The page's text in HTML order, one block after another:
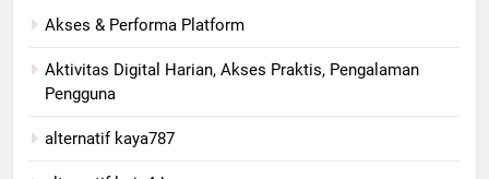
Akses & Performa Platform
Aktivitas Digital Harian, Akses Praktis, Pengalaman
Pengguna
alternatif kaya787